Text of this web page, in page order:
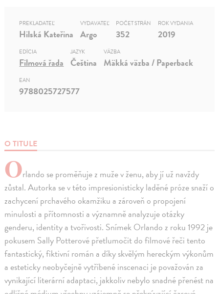
O TITULE
Orlando se proměňuje z muže v ženu, aby jí už navždy
zůstal. Autorka se v této impresionisticky laděné próze snaží o
zachycení prchavého okamžiku a zároveň o propojení
minulosti a přítomnosti a významně analyzuje otázky
genderu, identity a tvořivosti. Snímek Orlando z roku 1992 je
pokusem Sally Potterové přetlumočit do filmové řeči tento
fantastický, fiktivní román a díky skvělým hereckým výkonům
a esteticky neobyčejně vytříbené inscenaci je považován za
vynikající literární adaptaci, jakkoliv nebylo snadné přenést na
PREKLADATEĽ
Hilská Kateřina
VYDAVATEĽ
Argo
POČET STRÁN
352
ROK VYDANIA
2019
EDÍCIA
Filmová řada
JAZYK
Čeština
VÄZBA
Mäkká väzba / Paperback
EAN
9788025727577